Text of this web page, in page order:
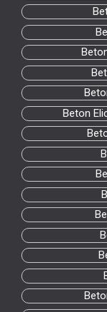
Beton